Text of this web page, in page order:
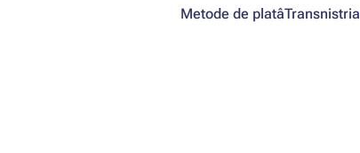
Metode de platâTransnistria